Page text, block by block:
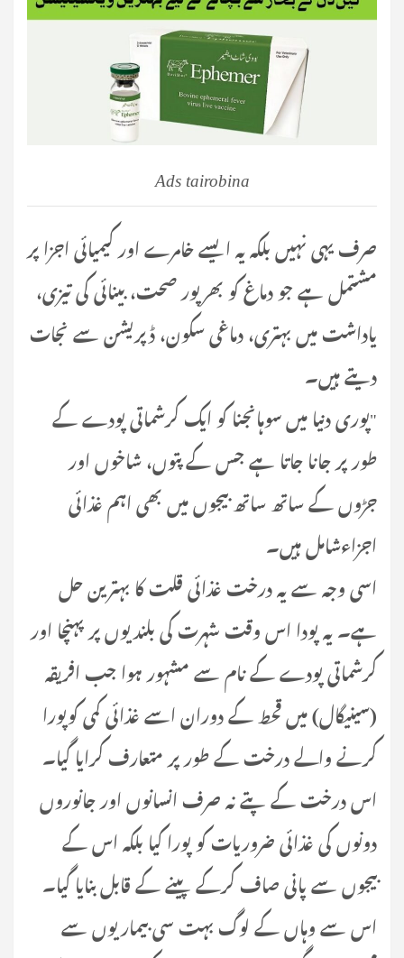
Ads tairobina
صرف یہی نہیں بلکہ یہ ایسے خامرے اور کیمیائی اجزا پر
مشتمل ہے جو دماغ کو بھرپور صحت، بینائی کی تیزی،
یاداشت میں بہتری، دماغی سکون، ڈپریشن سے نجات
دیتے ہیں۔
"پوری دنیا میں سوہانجنا کو ایک کرشماتی پودے کے
طور پر جانا جاتا ہے جس کے پتوں، شاخوں اور
جڑوں کے ساتھ ساتھ بیجوں میں بھی اہم غذائی
اجزاءشامل ہیں۔
اسی وجہ سے یہ درخت غذائی قلت کا بہترین حل
ہے۔ یہ پودا اس وقت شہرت کی بلندیوں پر پہنچا اور
کرشماتی پودے کے نام سے مشہور ہوا جب افریقہ
(سینیگال) میں قحط کے دوران اسے غذائی کمی کوپورا
کرنے والے درخت کے طور پر متعارف کرایا گیا۔
اس درخت کے پتے نہ صرف انسانوں اور جانوروں
دونوں کی غذائی ضروریات کو پورا کیا بلکہ اس کے
بیجوں سے پانی صاف کرکے پینے کے قابل بنایا گیا۔
اس سے وہاں کے لوگ بہت سی بیماریوں سے